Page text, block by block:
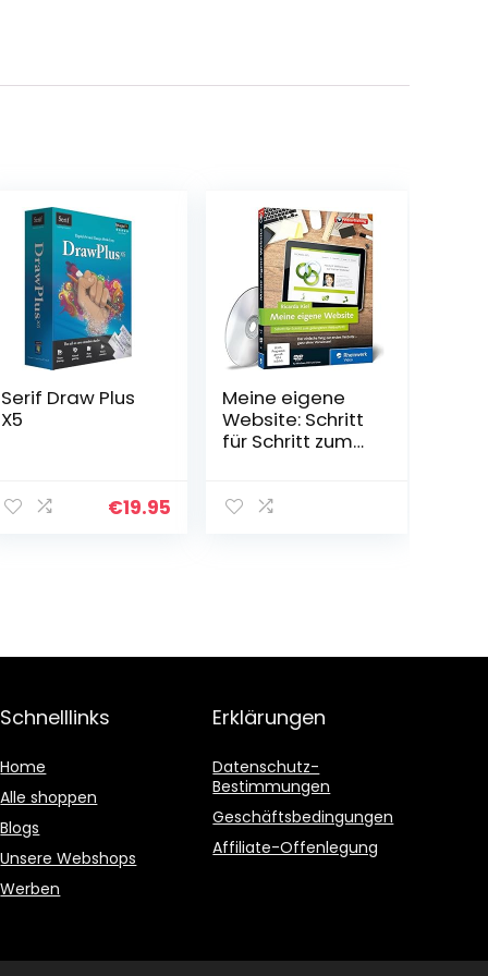
Serif Draw Plus
X5
€19.95
Meine eigene
Website: Schritt
für Schritt zum
Schnelllinks
Home
Alle shoppen
Blogs
Unsere Webshops
Werben
Erklärungen
Datenschutz-
Bestimmungen
Geschäftsbedingungen
Affiliate-Offenlegung